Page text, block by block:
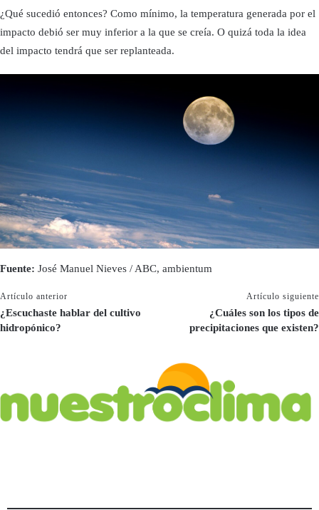
¿Qué sucedió entonces? Como mínimo, la temperatura generada por el
impacto debió ser muy inferior a la que se creía. O quizá toda la idea
del impacto tendrá que ser replanteada.
Fuente: José Manuel Nieves / ABC, ambientum
Artículo anterior
¿Escuchaste hablar del cultivo
hidropónico?
Artículo siguiente
¿Cuáles son los tipos de
precipitaciones que existen?